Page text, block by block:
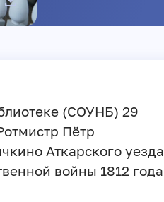
(СОУНБ) 29
Пётр
Аткарского уезда
войны 1812 года